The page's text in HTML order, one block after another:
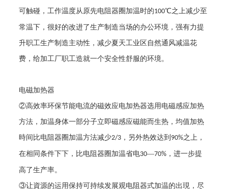
可触碰，工作温度从原先电阻器圈加温时的100℃之上减少至
常温下，很好的改进了生产制造当场的办公环境，强有力提
升职工生产制造主动性，减少夏天工业区自然通风减温花
费，给加工厂职工造就一个安全性舒服的环境。
电磁加热器
②高效率环保节能电流的磁效应电加热器选用电磁感应加热
方法，加温身体一部分子立即磁感应磁能而生热，均值加热
時间比电阻器圈加温方法减少2/3 ，另外热效达到 90%之上，
在相同条件下下，比电阻器圈加温省电30—70% ，进一步提
高了生产率。
③让資源的运用保持可持续发展观电阻器式加温的出現，尽